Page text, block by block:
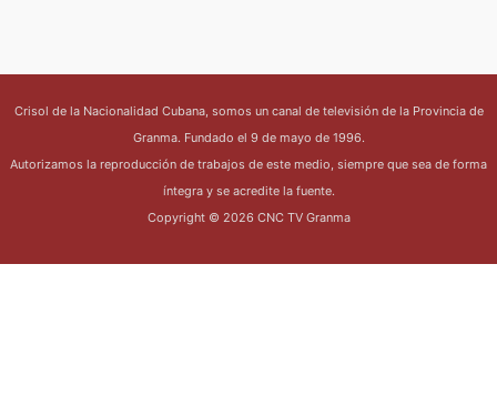
Crisol de la Nacionalidad Cubana, somos un canal de televisión de la Provincia de
Granma. Fundado el 9 de mayo de 1996.
Autorizamos la reproducción de trabajos de este medio, siempre que sea de forma
íntegra y se acredite la fuente.
Copyright © 2026 CNC TV Granma